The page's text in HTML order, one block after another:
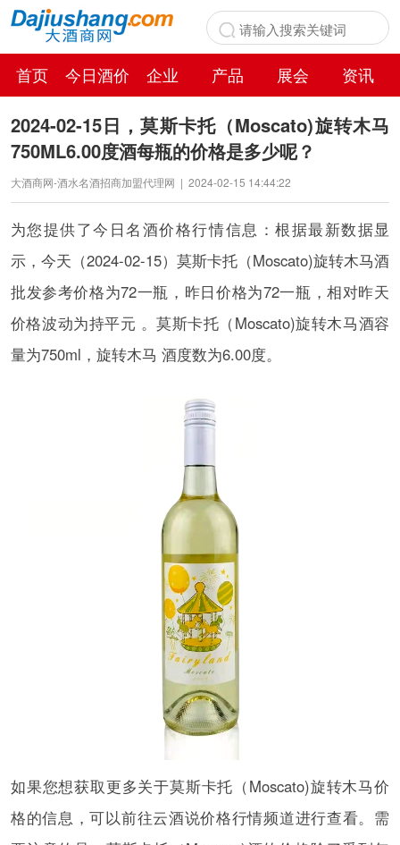
首页 今日酒价 企业 产品 展会
资讯
百科
2024-02-15日，莫斯卡托（Moscato)旋转木马
750ML6.00度酒每瓶的价格是多少呢？
大酒商网-酒水名酒招商加盟代理网 | 2024-02-15 14:44:22
为您提供了今日名酒价格行情信息：根据最新数据显
示，今天（2024-02-15）莫斯卡托（Moscato)旋转木马酒
批发参考价格为72一瓶，昨日价格为72一瓶，相对昨天
价格波动为持平元 。莫斯卡托（Moscato)旋转木马酒容
量为750ml，旋转木马 酒度数为6.00度。
如果您想获取更多关于莫斯卡托（Moscato)旋转木马价
格的信息，可以前往云酒说价格行情频道进行查看。需